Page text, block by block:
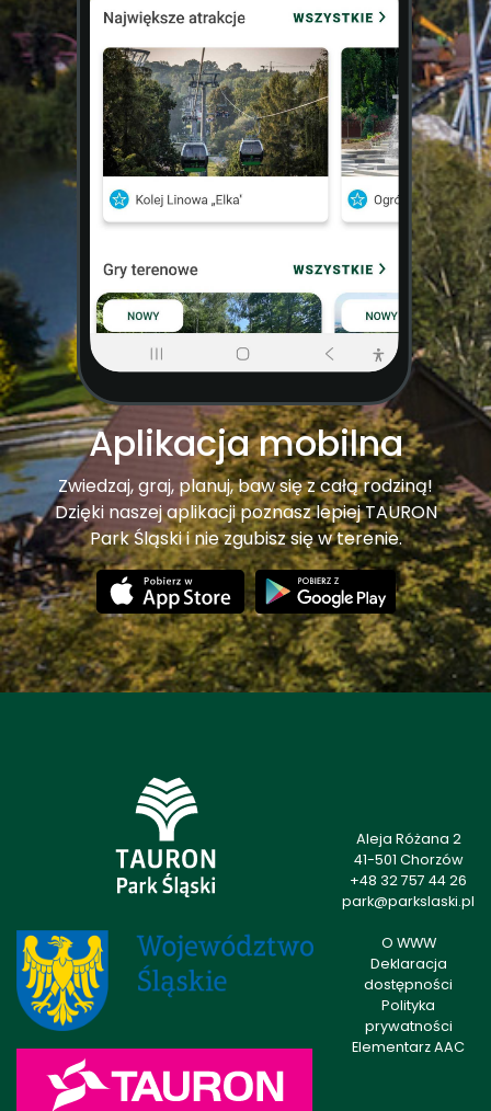
Aplikacja mobilna
Zwiedzaj, graj, planuj, baw się z całą rodziną!
Dzięki naszej aplikacji poznasz lepiej TAURON
Park Śląski i nie zgubisz się w terenie.
Aleja Różana 2
41-501 Chorzów
+48 32 757 44 26
park@parkslaski.pl
O WWW
Deklaracja
dostępności
Polityka
prywatności
Elementarz AAC